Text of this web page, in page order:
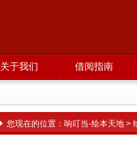
关于我们 借阅指南
您现在的位置： 响叮当-绘本天地 >